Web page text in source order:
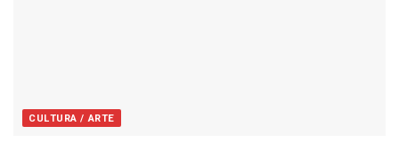
CULTURA / ARTE